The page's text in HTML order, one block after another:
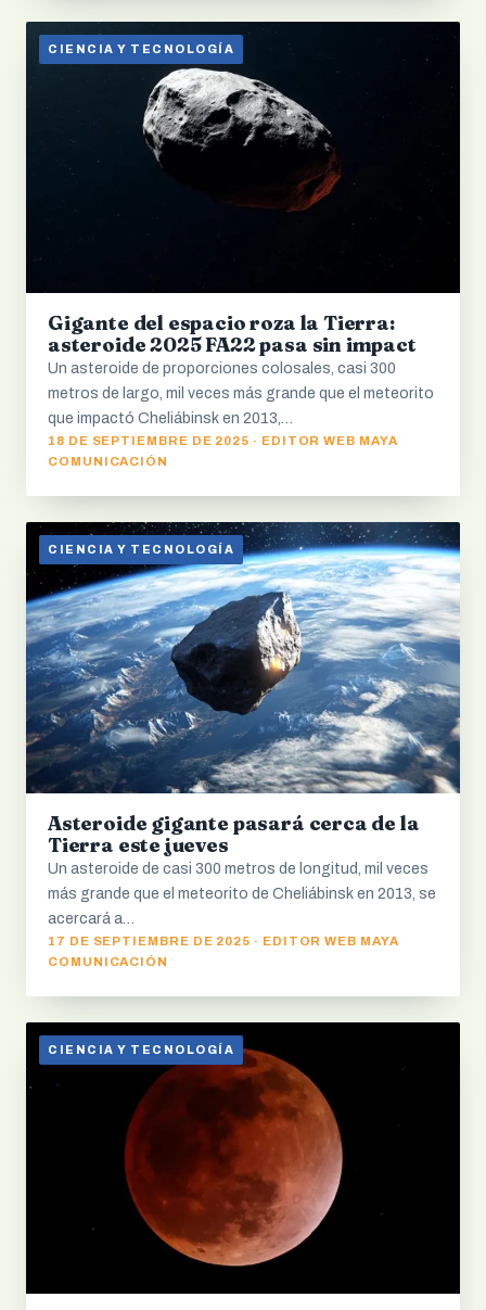
CIENCIA Y TECNOLOGÍA
Gigante del espacio roza la Tierra:
asteroide 2025 FA22 pasa sin impact
Un asteroide de proporciones colosales, casi 300
metros de largo, mil veces más grande que el meteorito
que impactó Cheliábinsk en 2013,…
18 DE SEPTIEMBRE DE 2025 · EDITOR WEB MAYA
COMUNICACIÓN
CIENCIA Y TECNOLOGÍA
Asteroide gigante pasará cerca de la
Tierra este jueves
Un asteroide de casi 300 metros de longitud, mil veces
más grande que el meteorito de Cheliábinsk en 2013, se
acercará a…
17 DE SEPTIEMBRE DE 2025 · EDITOR WEB MAYA
COMUNICACIÓN
CIENCIA Y TECNOLOGÍA